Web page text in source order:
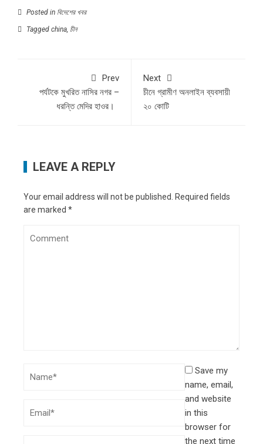
Posted in বিদেশের খবর
Tagged china চীন
Prev
পর্যটকে মুখরিত নাসির নগর –
ধরন্তি মেদির হাওর।
Next
চীনে গ্রামীণ অনলাইন ব্যবসায়ী
২০ কোটি
LEAVE A REPLY
Your email address will not be published.
Required fields
are marked *
Save my
name, email,
and website
in this
browser for
the next time